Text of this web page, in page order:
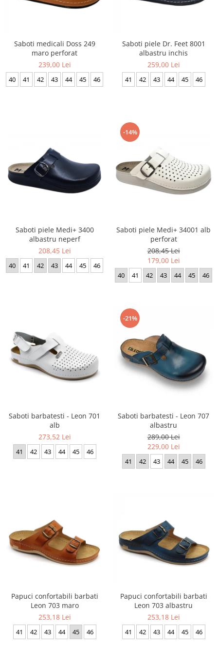
Saboti medicali Doss 249
maro perforat
239,00 Lei
40 41 42 43 44 45 46
Saboti piele Dr. Feet 8001
albastru inchis
259,00 Lei
41 42 43 44 45 46
Saboti piele Medi+ 3400
albastru neperf
208,45 Lei
40 41 42 43 44 45 46
-14%
Saboti piele Medi+ 34001 alb
perforat
208,45 Lei
179,00 Lei
40 41 42 43 44 45 46
Saboti barbatesti - Leon 701
alb
273,52 Lei
41 42 43 44 45 46
-21%
Saboti barbatesti - Leon 707
albastru
289,00 Lei
229,00 Lei
41 42 43 44 45 46
Papuci confortabili barbati
Leon 703 maro
253,18 Lei
41 42 43 44 45 46
Papuci confortabili barbati
Leon 703 albastru
253,18 Lei
41 42 43 44 45 46